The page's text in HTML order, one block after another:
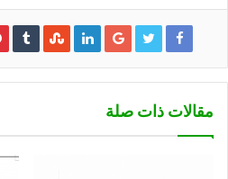
مقالات ذات صلة